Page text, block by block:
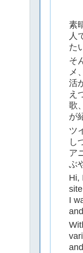
素
人
た
そ
メ
活
え
歌
が
ツ
し
ア
ぶ
Hi,
I